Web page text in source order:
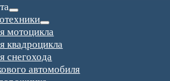
мотоцикла
квадроцикла
снегохода
автомобиля